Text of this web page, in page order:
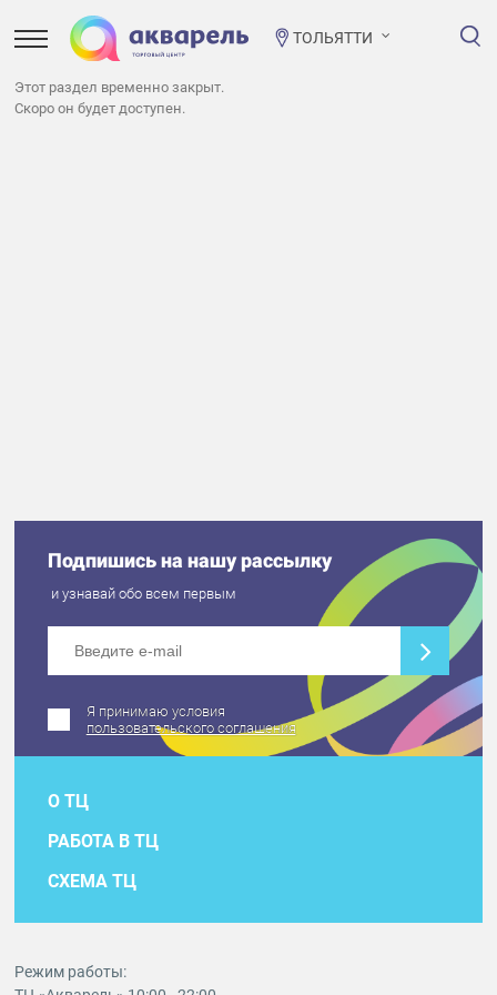
ТОЛЬЯТТИ
Этот раздел временно закрыт.
Скоро он будет доступен.
Подпишись на нашу рассылку
и узнавай обо всем первым
Я принимаю условия
пользовательского соглашения
О ТЦ
РАБОТА В ТЦ
СХЕМА ТЦ
Режим работы: